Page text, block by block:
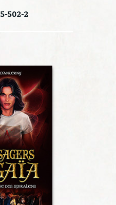
502-2